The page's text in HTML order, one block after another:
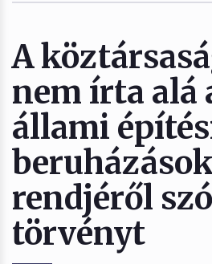
A
nem írta alá
állami
rendjéről
törvényt